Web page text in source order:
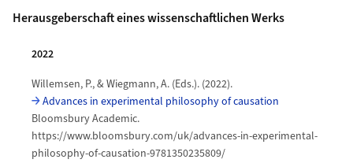
Herausgeberschaft eines wissenschaftlichen Werks
2022
Willemsen, P., & Wiegmann, A. (Eds.). (2022).
Advances in experimental philosophy of causation
Bloomsbury Academic.
https://www.bloomsbury.com/uk/advances-in-experimental-
philosophy-of-causation-9781350235809/